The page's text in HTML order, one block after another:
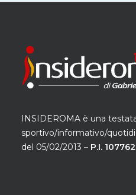
INSIDEROMA è una
sportivo/informativo/
del 05/02/2013 – P.I.